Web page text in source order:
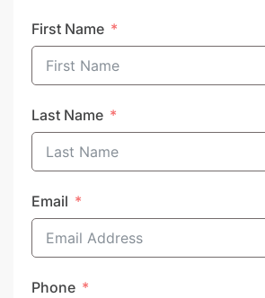
First Name
Last Name
Email
Phone